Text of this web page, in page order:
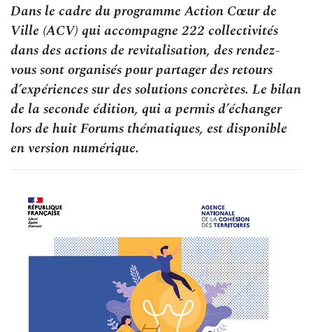
Dans le cadre du programme Action Cœur de
Ville (ACV) qui accompagne 222 collectivités
dans des actions de revitalisation, des rendez-
vous sont organisés pour partager des retours
d’expériences sur des solutions concrètes. Le bilan
de la seconde édition, qui a permis d’échanger
lors de huit Forums thématiques, est disponible
en version numérique.